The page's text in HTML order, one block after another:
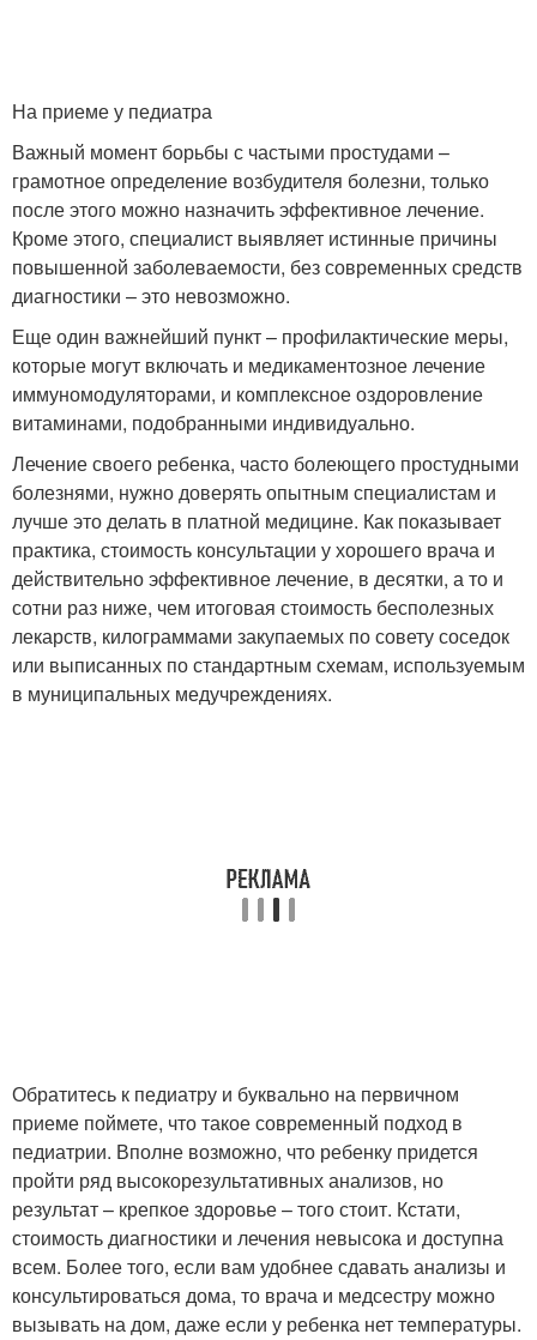
На приеме у педиатра
Важный момент борьбы с частыми простудами –
грамотное определение возбудителя болезни, только
после этого можно назначить эффективное лечение.
Кроме этого, специалист выявляет истинные причины
повышенной заболеваемости, без современных средств
диагностики – это невозможно.
Еще один важнейший пункт – профилактические меры,
которые могут включать и медикаментозное лечение
иммуномодуляторами, и комплексное оздоровление
витаминами, подобранными индивидуально.
Лечение своего ребенка, часто болеющего простудными
болезнями, нужно доверять опытным специалистам и
лучше это делать в платной медицине. Как показывает
практика, стоимость консультации у хорошего врача и
действительно эффективное лечение, в десятки, а то и
сотни раз ниже, чем итоговая стоимость бесполезных
лекарств, килограммами закупаемых по совету соседок
или выписанных по стандартным схемам, используемым
в муниципальных медучреждениях.
Обратитесь к педиатру и буквально на первичном
приеме поймете, что такое современный подход в
педиатрии. Вполне возможно, что ребенку придется
пройти ряд высокорезультативных анализов, но
результат – крепкое здоровье – того стоит. Кстати,
стоимость диагностики и лечения невысока и доступна
всем. Более того, если вам удобнее сдавать анализы и
консультироваться дома, то врача и медсестру можно
вызывать на дом, даже если у ребенка нет температуры.